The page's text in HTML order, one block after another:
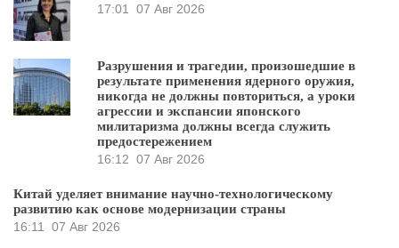
17:01
07 Авг 2026
Разрушения и трагедии, произошедшие в
результате применения ядерного оружия,
никогда не должны повториться, а уроки
агрессии и экспансии японского
милитаризма должны всегда служить
предостережением
16:12 07 Авг 2026
Китай уделяет внимание научно-технологическому
развитию как основе модернизации страны
16:11
07 Авг 2026